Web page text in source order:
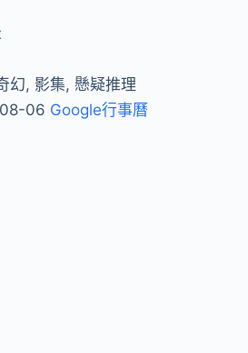
幻, 影集, 懸疑推理
06 Google行事曆